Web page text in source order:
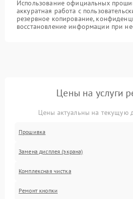
Использование официальных
аккуратная работа с
резервное копирование,
восстановление информации при
Цены на услуги
Цены актуальны на текущую
Прошивка
Замена дисплея (экрана)
Комплексная чистка
Ремонт кнопки